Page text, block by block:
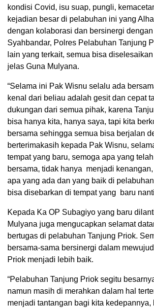
kondisi Covid, isu suap, pungli,
kejadian besar di pelabuhan ini yang
dengan kolaborasi dan bersinergi dengan
Syahbandar, Polres Pelabuhan Tanjung
lain yang terkait, semua bisa
jelas Guna Mulyana.
“Selama ini Pak Wisnu selalu ada
kenal dari beliau adalah gesit dan cepat
dukungan dari semua pihak, karena
bisa hanya kita, hanya saya, tapi kita
bersama sehingga semua bisa berjalan
berterimakasih kepada Pak Wisnu,
tempat yang baru, semoga apa yang
bersama, tidak hanya menjadi
apa yang ada dan yang baik di
bisa disebarkan di tempat yang baru
Kepada Ka OP Subagiyo yang baru
Mulyana juga mengucapkan selamat
bertugas di pelabuhan Tanjung Priok.
bersama-sama bersinergi dalam
Priok menjadi lebih baik.
“Pelabuhan Tanjung Priok segitu
namun masih di merahkan dalam hal
menjadi tantangan bagi kita kedepannya,